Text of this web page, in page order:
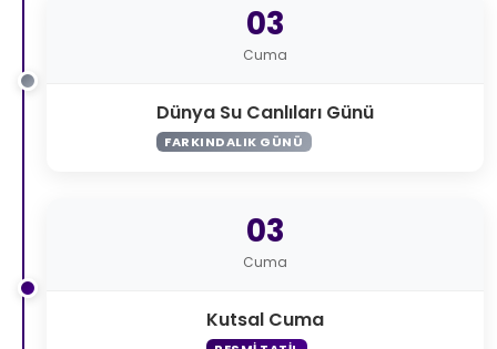
03
Cuma
Dünya Su Canlıları Günü
FARKINDALIK GÜNÜ
03
Cuma
Kutsal Cuma